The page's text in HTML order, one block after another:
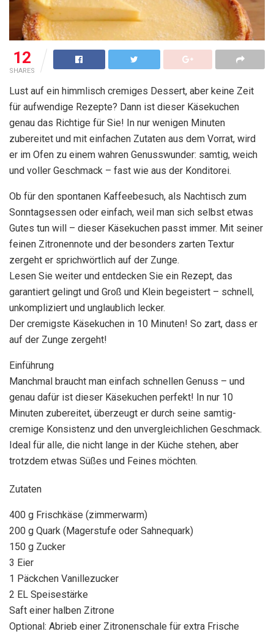
12
SHARES
Lust auf ein himmlisch cremiges Dessert, aber keine Zeit
für aufwendige Rezepte? Dann ist dieser Käsekuchen
genau das Richtige für Sie! In nur wenigen Minuten
zubereitet und mit einfachen Zutaten aus dem Vorrat, wird
er im Ofen zu einem wahren Genusswunder: samtig, weich
und voller Geschmack – fast wie aus der Konditorei.
Ob für den spontanen Kaffeebesuch, als Nachtisch zum
Sonntagsessen oder einfach, weil man sich selbst etwas
Gutes tun will – dieser Käsekuchen passt immer. Mit seiner
feinen Zitronennote und der besonders zarten Textur
zergeht er sprichwörtlich auf der Zunge.
Lesen Sie weiter und entdecken Sie ein Rezept, das
garantiert gelingt und Groß und Klein begeistert – schnell,
unkompliziert und unglaublich lecker.
Der cremigste Käsekuchen in 10 Minuten! So zart, dass er
auf der Zunge zergeht!
Einführung
Manchmal braucht man einfach schnellen Genuss – und
genau dafür ist dieser Käsekuchen perfekt! In nur 10
Minuten zubereitet, überzeugt er durch seine samtig-
cremige Konsistenz und den unvergleichlichen Geschmack.
Ideal für alle, die nicht lange in der Küche stehen, aber
trotzdem etwas Süßes und Feines möchten.
Zutaten
400 g Frischkäse (zimmerwarm)
200 g Quark (Magerstufe oder Sahnequark)
150 g Zucker
3 Eier
1 Päckchen Vanillezucker
2 EL Speisestärke
Saft einer halben Zitrone
Optional: Abrieb einer Zitronenschale für extra Frische